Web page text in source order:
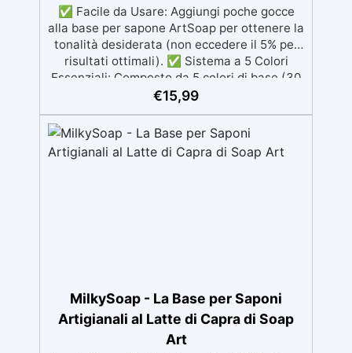
✅ Facile da Usare: Aggiungi poche gocce
alla base per sapone ArtSoap per ottenere la
tonalità desiderata (non eccedere il 5% per
risultati ottimali). ✅ Sistema a 5 Colori
Essenziali: Composto da 5 colori di base (30
g ciascuno), per creare qualsiasi tonalità,
Modifica i dosaggi e visualizza in tempo
reale il colore ottenuto, grazie al nostro
pratico calcolatore online. ✅
€15,99
MilkySoap - La Base per Saponi
Artigianali al Latte di Capra di Soap
Art